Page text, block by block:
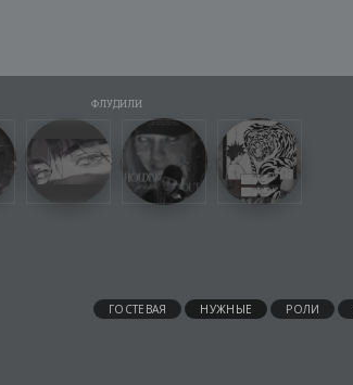
ГОСТЕВАЯ НУЖНЫЕ РОЛИ